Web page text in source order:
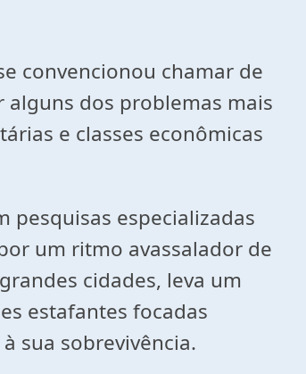
convencionou chamar de
dos problemas mais
e classes econômicas
pesquisas especializadas
um ritmo avassalador de
cidades, leva um
estafantes focadas
sua sobrevivência.